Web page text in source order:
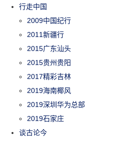
行走中国
2009中国纪行
2011新疆行
2015广东汕头
2015贵州贵阳
2017精彩吉林
2019海南椰风
2019深圳华为总部
2019石家庄
谈古论今